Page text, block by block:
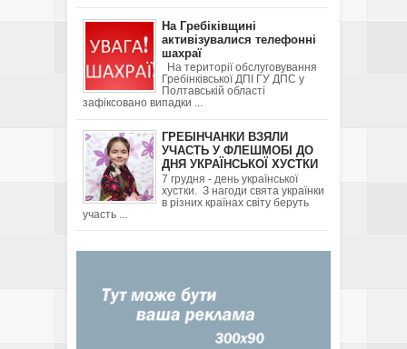
На Гребіківщині
активізувалися телефонні
шахраї
На території обслуговування
Гребінківської ДПІ ГУ ДПС у
Полтавській області
зафіксовано випадки ...
ГРЕБІНЧАНКИ ВЗЯЛИ
УЧАСТЬ У ФЛЕШМОБІ ДО
ДНЯ УКРАЇНСЬКОЇ ХУСТКИ
7 грудня - день української
хустки. З нагоди свята українки
в різних країнах світу беруть
участь ...